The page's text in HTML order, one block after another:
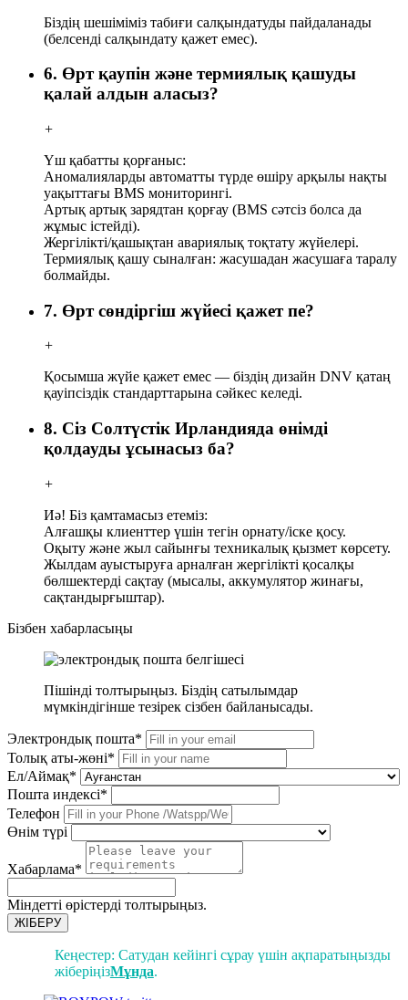
Біздің шешіміміз табиғи салқындатуды пайдаланады
(белсенді салқындату қажет емес).
6. Өрт қаупін және термиялық қашуды
қалай алдын аласыз?
+
Үш қабатты қорғаныс:
Аномалияларды автоматты түрде өшіру арқылы нақты
уақыттағы BMS мониторингі.
Артық артық зарядтан қорғау (BMS сәтсіз болса да
жұмыс істейді).
Жергілікті/қашықтан авариялық тоқтату жүйелері.
Термиялық қашу сыналған: жасушадан жасушаға таралу
болмайды.
7. Өрт сөндіргіш жүйесі қажет пе?
+
Қосымша жүйе қажет емес — біздің дизайн DNV қатаң
қауіпсіздік стандарттарына сәйкес келеді.
8. Сіз Солтүстік Ирландияда өнімді
қолдауды ұсынасыз ба?
+
Иә! Біз қамтамасыз етеміз:
Алғашқы клиенттер үшін тегін орнату/іске қосу.
Оқыту және жыл сайынғы техникалық қызмет көрсету.
Жылдам ауыстыруға арналған жергілікті қосалқы
бөлшектерді сақтау (мысалы, аккумулятор жинағы,
сақтандырғыштар).
Бізбен хабарласыңы
Пішінді толтырыңыз. Біздің сатылымдар
мүмкіндігінше тезірек сізбен байланысады.
Электрондық пошта*
Толық аты-жөні*
Ел/Аймақ*
Пошта индексі*
Телефон
Өнім түрі
Хабарлама*
Міндетті өрістерді толтырыңыз.
ЖІБЕРУ
Кеңестер: Сатудан кейінгі сұрау үшін ақпаратыңызды
жіберіңізМұнда.